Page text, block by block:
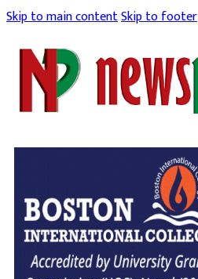
Skip to main contentSkip to footer